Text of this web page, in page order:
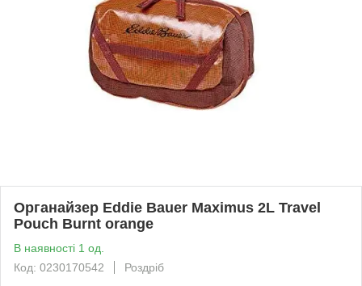
Органайзер Eddie Bauer Maximus 2L Travel
Pouch Burnt orange
В наявності 1 од.
Код: 0230170542
Роздріб